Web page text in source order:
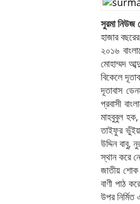
সুরমা
হাজার
২০১৬
মোহাম্মদ
বিকেলে
দূতাবাস
প্রবাসী
মাহবুবুল
তাইফুর
উদ্দিন বাবু,
স্থান করে
জাতীয় শোক
বাণী পাঠ
উপর নির্মিত